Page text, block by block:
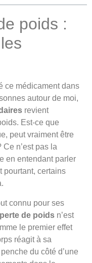
poids :
ce médicament dans
autour de moi,
revient
Est-ce que
peut vraiment être
n’est pas la
en entendant parler
pourtant, certains
connu pour ses
perte de poids n’est
le premier effet
réagit à sa
du côté d’une